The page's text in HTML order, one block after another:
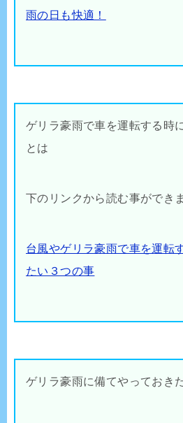
雨の日も快適！
ゲリラ豪雨で車を運転する時
とは
下のリンクから読む事ができ
台風やゲリラ豪雨で車を運転
たい３つの事
ゲリラ豪雨に備てやっておき